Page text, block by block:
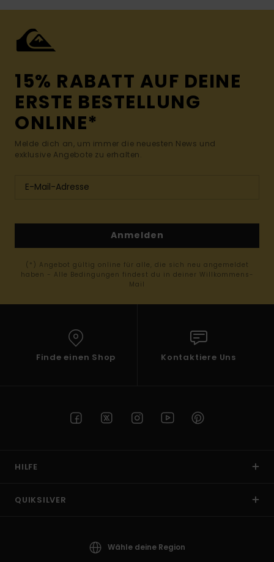
15% RABATT AUF DEINE
ERSTE BESTELLUNG
ONLINE*
Melde dich an, um immer die neuesten News und
exklusive Angebote zu erhalten.
Anmelden
(*) Angebot gültig online für alle, die sich neu angemeldet
haben - Alle Bedingungen findest du in deiner Willkommens-
Mail
Finde einen Shop Kontaktiere Uns
HILFE
QUIKSILVER
Wähle deine Region